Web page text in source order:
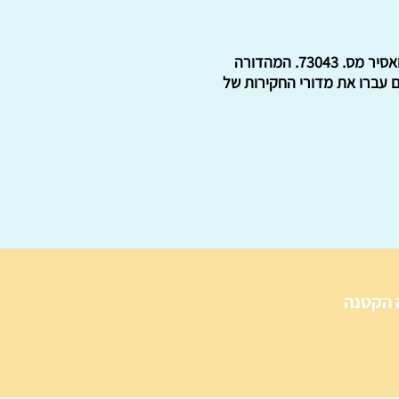
את הספר 'בית חרושת למוות אושוויץ', כתבו שני אסירים יהודיים מאושוויץ בירקנאו: אסיר מס. 73046, ואסיר מס. 73043. המהדורה
הנאצי. הם עברו את מדורי החקירות של
הקטנה